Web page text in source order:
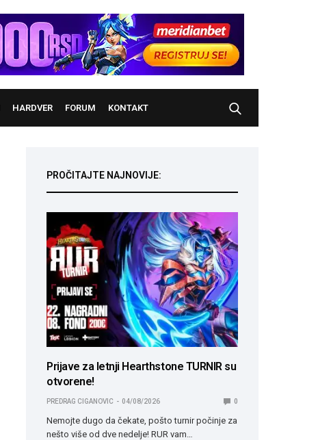
HARDVER FORUM KONTAKT
PROČITAJTE NAJNOVIJE:
Prijave za letnji Hearthstone TURNIR su
otvorene!
PREDRAG CIGANOVIC 04/08/2026 0
Nemojte dugo da čekate, pošto turnir počinje za
nešto više od dve nedelje! RUR vam…